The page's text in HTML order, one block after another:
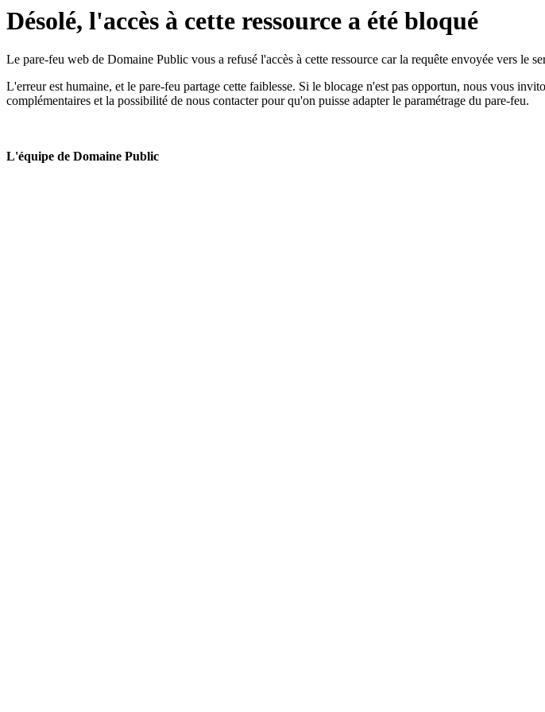
Désolé, l'accès à cette ressource a été bloqué
Le pare-feu web de Domaine Public vous a refusé l'accès à cette ressource car la requête envoyée vers le
L'erreur est humaine, et le pare-feu partage cette faiblesse. Si le blocage n'est pas opportun, nous vous
complémentaires et la possibilité de nous contacter pour qu'on puisse adapter le paramétrage du pare-feu.
L'équipe de Domaine Public